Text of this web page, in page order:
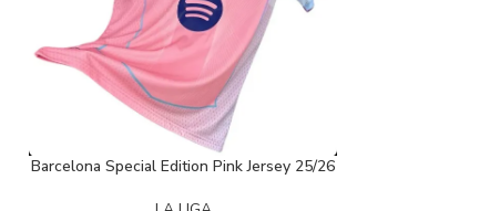
Barcelona Special Edition Pink Jersey 25/26